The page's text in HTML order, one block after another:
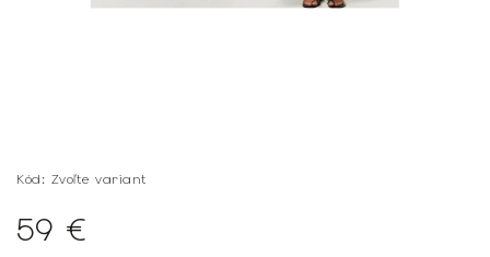
Kód: Zvoľte variant
59 €